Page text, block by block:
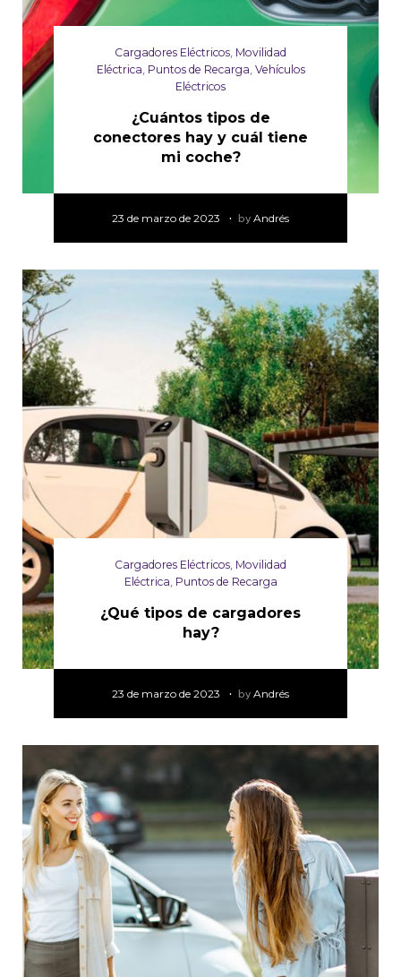
Cargadores Eléctricos, Movilidad
Eléctrica, Puntos de Recarga, Vehículos
Eléctricos
¿Cuántos tipos de
conectores hay y cuál tiene
mi coche?
23 de marzo de 2023 by Andrés
Cargadores Eléctricos, Movilidad
Eléctrica, Puntos de Recarga
¿Qué tipos de cargadores
hay?
23 de marzo de 2023 by Andrés